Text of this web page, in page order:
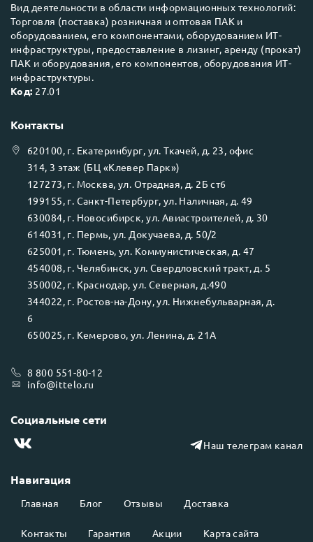
Вид деятельности в области информационных технологий:
Торговля (поставка) розничная и оптовая ПАК и
оборудованием, его компонентами, оборудованием ИТ-
инфраструктуры, предоставление в лизинг, аренду (прокат)
ПАК и оборудования, его компонентов, оборудования ИТ-
инфраструктуры.
Код: 27.01
Навигация
Главная Блог Отзывы Доставка
Контакты Гарантия Акции Карта сайта
Контакты
620100, г. Екатеринбург, ул.Ткачей, д. 23, офис
314, 3 этаж (БЦ «Клевер Парк»)
127273, г. Москва, ул. Отрадная, д. 2Б ст6
199155, г. Санкт-Петербург, ул. Наличная, д. 49
630084, г. Новосибирск, ул. Авиастроителей, д. 30
614031 , г. Пермь, ул. Докучаева, д. 50/2
625001 , г. Тюмень, ул. Коммунистическая, д. 47
454008, г. Челябинск, ул. Свердловский тракт, д. 5
350002, г. Краснодар, ул. Северная, д.490
344022, г. Ростов-на-Дону, ул. Нижнебульварная, д.
6
650025, г. Кемерово, ул. Ленина, д. 21А
8 800 551-80-12
info@ittelo.ru
Социальные сети
Наш телеграм канал